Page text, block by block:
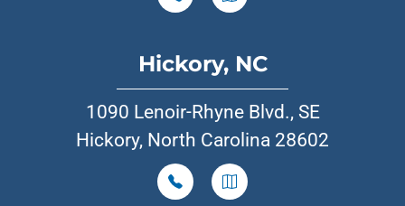
Hickory, NC
1090 Lenoir-Rhyne Blvd., SE
Hickory, North Carolina 28602